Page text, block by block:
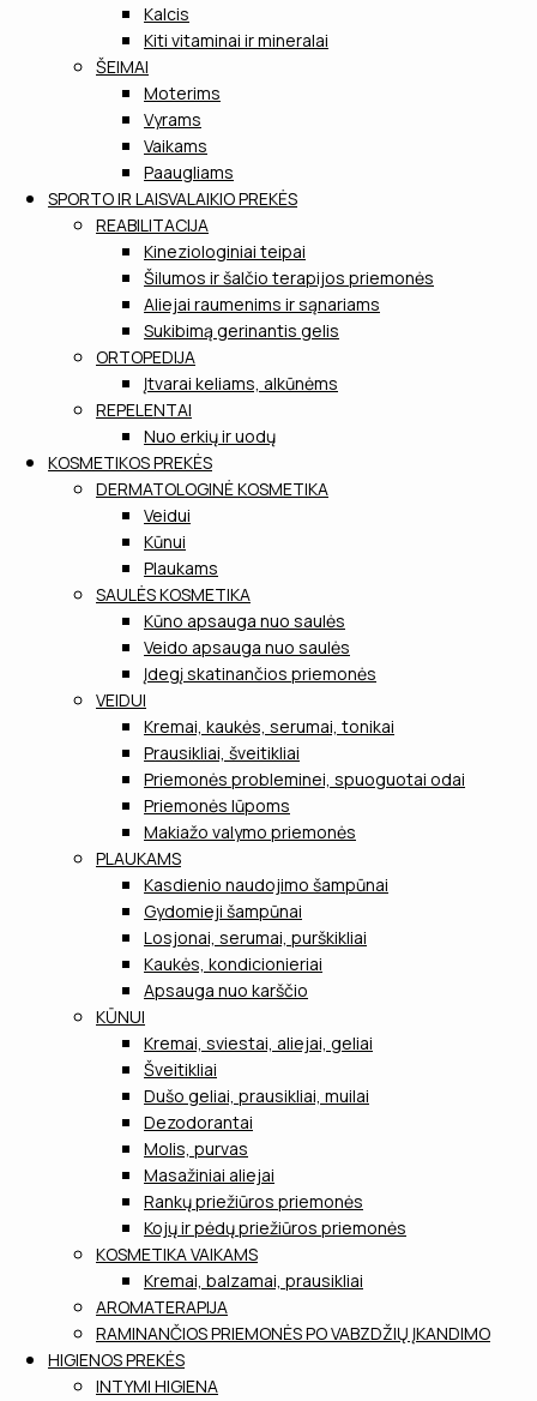
Kalcis
Kiti vitaminai ir mineralai
ŠEIMAI
Moterims
Vyrams
Vaikams
Paaugliams
SPORTO IR LAISVALAIKIO PREKĖS
REABILITACIJA
Kineziologiniai teipai
Šilumos ir šalčio terapijos priemonės
Aliejai raumenims ir sąnariams
Sukibimą gerinantis gelis
ORTOPEDIJA
Įtvarai keliams, alkūnėms
REPELENTAI
Nuo erkių ir uodų
KOSMETIKOS PREKĖS
DERMATOLOGINĖ KOSMETIKA
Veidui
Kūnui
Plaukams
SAULĖS KOSMETIKA
Kūno apsauga nuo saulės
Veido apsauga nuo saulės
Įdegį skatinančios priemonės
VEIDUI
Kremai, kaukės, serumai, tonikai
Prausikliai, šveitikliai
Priemonės probleminei, spuoguotai odai
Priemonės lūpoms
Makiažo valymo priemonės
PLAUKAMS
Kasdienio naudojimo šampūnai
Gydomieji šampūnai
Losjonai, serumai, purškikliai
Kaukės, kondicionieriai
Apsauga nuo karščio
KŪNUI
Kremai, sviestai, aliejai, geliai
Šveitikliai
Dušo geliai, prausikliai, muilai
Dezodorantai
Molis, purvas
Masažiniai aliejai
Rankų priežiūros priemonės
Kojų ir pėdų priežiūros priemonės
KOSMETIKA VAIKAMS
Kremai, balzamai, prausikliai
AROMATERAPIJA
RAMINANČIOS PRIEMONĖS PO VABZDŽIŲ ĮKANDIMO
HIGIENOS PREKĖS
INTYMI HIGIENA